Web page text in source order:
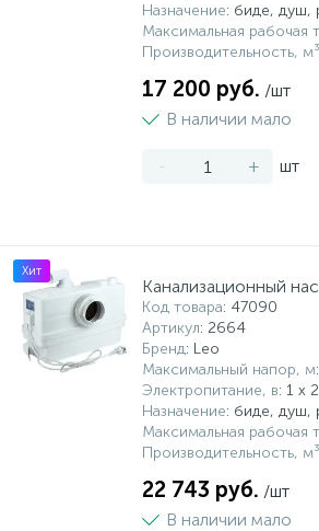
Назначение: биде, душ,
Максимальная рабочая
Производительность,
17 200 руб. /шт
В наличии мало
- + шт
Хит
Канализационный
Код товара: 47090
Артикул: 2664
Бренд: Leo
Максимальный напор, м
Электропитание, в: 1 x
Назначение: биде, душ,
Максимальная рабочая
Производительность,
22 743 руб. /шт
В наличии мало